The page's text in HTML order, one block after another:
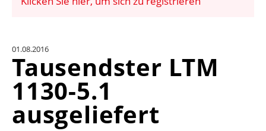
EINHEITENKONVERTER
KONTAKT
01.08.2016
Tausendster LTM
1130-5.1
ausgeliefert